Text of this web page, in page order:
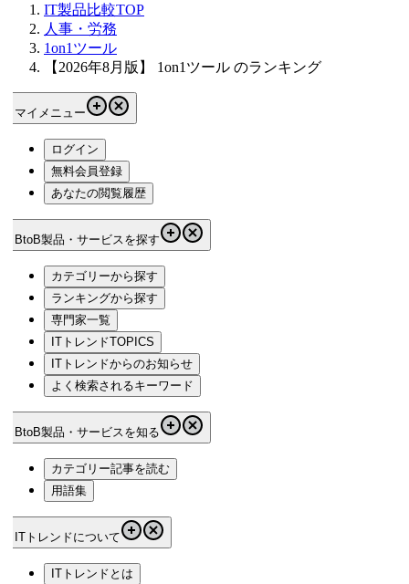
IT製品比較TOP
人事・労務
1on1ツール
【2026年8月版】 1on1ツール のランキング
マイメニュー
ログイン
無料会員登録
あなたの閲覧履歴
BtoB製品・サービスを探す
カテゴリーから探す
ランキングから探す
専門家一覧
ITトレンドTOPICS
ITトレンドからのお知らせ
よく検索されるキーワード
BtoB製品・サービスを知る
カテゴリー記事を読む
用語集
ITトレンドについて
ITトレンドとは